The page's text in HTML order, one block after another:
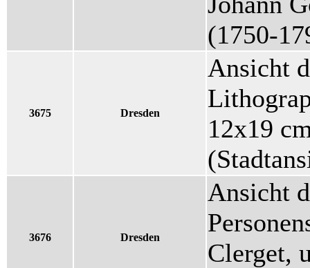
(1750-
3675 Dresden
Ansicht
12x19
3676 Dresden
Ansicht
Clerget,